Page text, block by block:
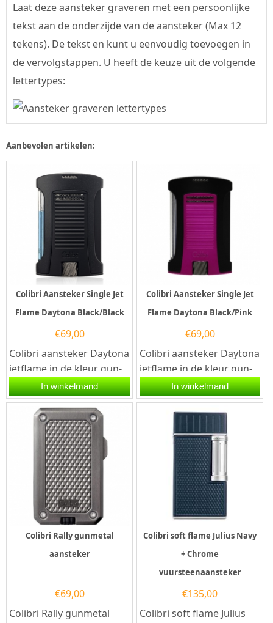
Laat deze aansteker graveren met een persoonlijke
tekst aan de onderzijde van de aansteker (Max 12
tekens). De tekst en kunt u eenvoudig toevoegen in
de vervolgstappen. U heeft de keuze uit de volgende
lettertypes:
Aanbevolen artikelen:
Colibri Aansteker Single Jet
Flame Daytona Black/Black
€69,00
Colibri aansteker Daytona
jetflame in de kleur gun-
zwart. Deze Colibri
aansteker heeft een...
In winkelmand
Colibri Aansteker Single Jet
Flame Daytona Black/Pink
€69,00
Colibri aansteker Daytona
jetflame in de kleur gun-
zwart/rosegoud. Deze
Colibri aansteker heeft
In winkelmand
Colibri Rally gunmetal
aansteker
€69,00
Colibri Rally gunmetal
Colibri soft flame Julius Navy
+ Chrome
vuursteenaansteker
€135,00
Colibri soft flame Julius